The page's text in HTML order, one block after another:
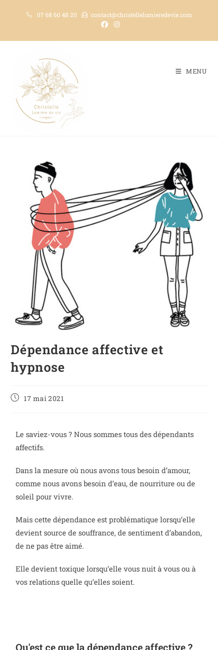
07 68 60 48 20 contact@christellelumieredevie.com
MENU
Dépendance affective et
hypnose
17 mai 2021
Le saviez-vous ? Nous sommes tous des dépendants
affectifs.
Dans la mesure où nous avons tous besoin d’amour,
comme nous avons besoin d’eau, de nourriture ou de
soleil pour vivre.
Mais cette dépendance est problématique lorsqu’elle
devient source de souffrance, de sentiment d’abandon,
de ne pas être aimé.
Elle devient toxique lorsqu’elle vous nuit à vous ou à
vos relations quelle qu’elles soient.
Qu'est ce que la dépendance affective ?